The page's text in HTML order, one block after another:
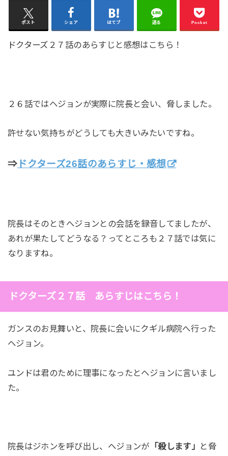
ポスト シェア はてブ 送る Pocket
ドクターズ２７話のあらすじと感想はこちら！
２６話ではヘジョンが実際に院長と会い、脅しました。
許せない気持ちがどうしても大きいみたいですね。
⇒ ドクターズ26話のあらすじ・感想
院長はそのときへジョンとの会話を録音してましたが、
あれが果たしてどうなる？ってところも２７話では気に
なりますね。
ドクターズ２７話 あらすじはこちら！
ガンスのお見舞いと、院長に会いにクギル病院へ行った
ヘジョン。
ユンドは君のために理事になったとヘジョンに言いまし
た。
院長はジホンを呼び出し、ヘジョンが 「殺します」
と脅